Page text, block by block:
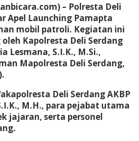
– Polresta Deli
Apel Launching Pamapta
mobil patroli. Kegiatan ini
Kapolresta Deli Serdang
Lesmana, S.I.K., M.Si.,
Mapolresta Deli Serdang,
Deli Serdang AKBP
M.H., para pejabat utama
jajaran, serta personel